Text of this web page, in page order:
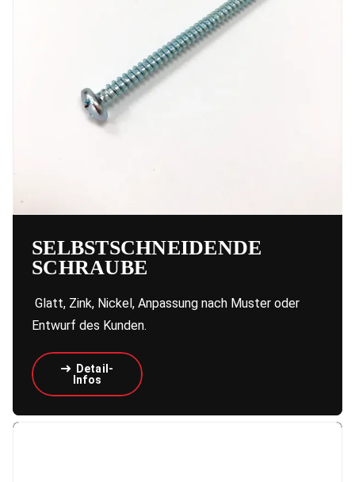
SELBSTSCHNEIDENDE
SCHRAUBE
Glatt, Zink, Nickel, Anpassung nach Muster oder
Entwurf des Kunden.
Detail-
Infos